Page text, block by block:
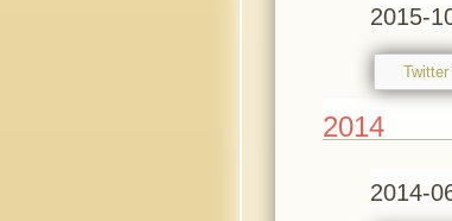
2015-
Twitter
2014
2014-